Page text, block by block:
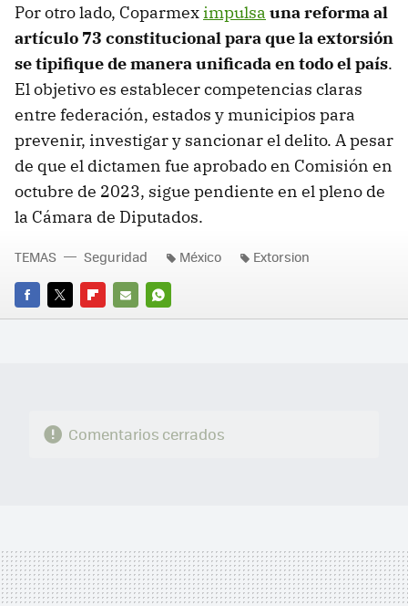
Por otro lado, Coparmeximpulsa una reforma al
artículo 73 constitucional para que la extorsión
se tipifique de manera unificada en todo el país.
El objetivo es establecer competencias claras
entre federación, estados y municipios para
prevenir, investigar y sancionar el delito. A pesar
de que el dictamen fue aprobado en Comisión en
octubre de 2023, sigue pendiente en el pleno de
la Cámara de Diputados.
FACEBOOK
TWITTERFLIPBOARD
E-
WHATSAPP
TEMAS Seguridad México Extorsion
Comentarios cerrados